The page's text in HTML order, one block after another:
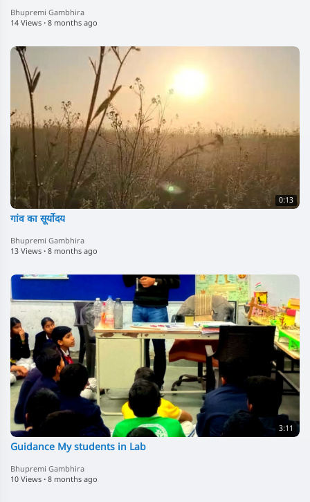
Bhupremi Gambhira
14 Views · 8 months ago
0:13
गांव का सूर्योदय
Bhupremi Gambhira
13 Views · 8 months ago
3:11
Guidance My students in Lab
Bhupremi Gambhira
10 Views · 8 months ago